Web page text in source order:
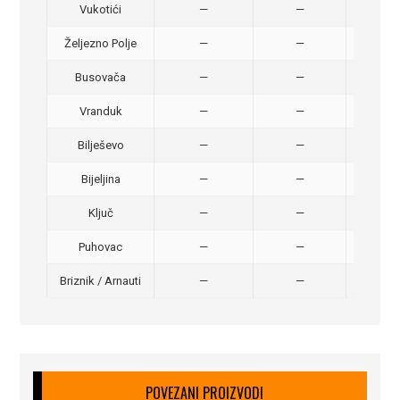
Vukotići — —
Željezno Polje — —
Busovača — —
Vranduk — —
Bilješevo — —
Bijeljina — —
Ključ — —
Puhovac — —
Briznik / Arnauti — —
POVEZANI PROIZVODI